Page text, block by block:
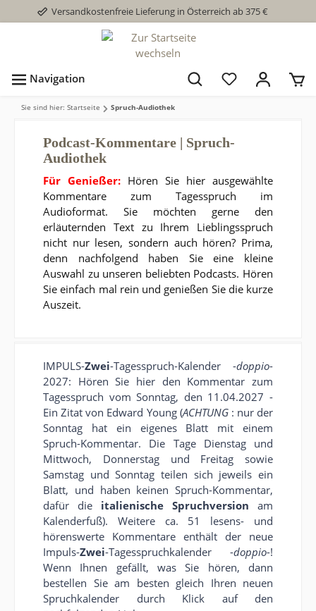
Versandkostenfreie Lieferung in Österreich ab 375 €
Navigation
Sie sind hier: Startseite Spruch-Audiothek
Podcast-Kommentare | Spruch-
Audiothek
Für Genießer: Hören Sie hier ausgewählte
Kommentare zum Tagesspruch im
Audioformat. Sie möchten gerne den
erläuternden Text zu Ihrem Lieblingsspruch
nicht nur lesen, sondern auch hören? Prima,
denn nachfolgend haben Sie eine kleine
Auswahl zu unseren beliebten Podcasts. Hören
Sie einfach mal rein und genießen Sie die kurze
Auszeit.
IMPULS-Zwei-Tagesspruch-Kalender -doppio-
2027: Hören Sie hier den Kommentar zum
Tagesspruch vom Sonntag, den 11.04.2027 -
Ein Zitat von Edward Young (ACHTUNG : nur der
Sonntag hat ein eigenes Blatt mit einem
Spruch-Kommentar. Die Tage Dienstag und
Mittwoch, Donnerstag und Freitag sowie
Samstag und Sonntag teilen sich jeweils ein
Blatt, und haben keinen Spruch-Kommentar,
dafür die italienische Spruchversion am
Kalenderfuß). Weitere ca. 51 lesens- und
hörenswerte Kommentare enthält der neue
Impuls-Zwei-Tagesspruchkalender -doppio-!
Wenn Ihnen gefällt, was Sie hören, dann
bestellen Sie am besten gleich Ihren neuen
Spruchkalender durch Klick auf den